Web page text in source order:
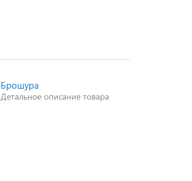
Брошура
Детальное описание товара